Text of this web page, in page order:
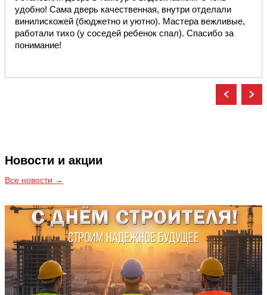
удобно! Сама дверь качественная, внутри отделали
винилискожей (бюджетно и уютно). Мастера вежливые,
работали тихо (у соседей ребенок спал). Спасибо за
понимание!
Новости и акции
Все новости →